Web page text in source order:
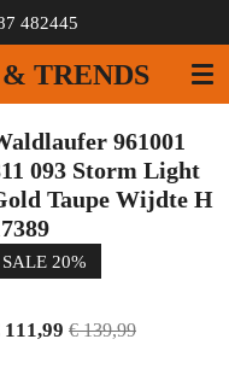
TRENDS
482445
961001
093 Storm Light
Taupe Wijdte H
SALE 20%
111,99 € 139,99